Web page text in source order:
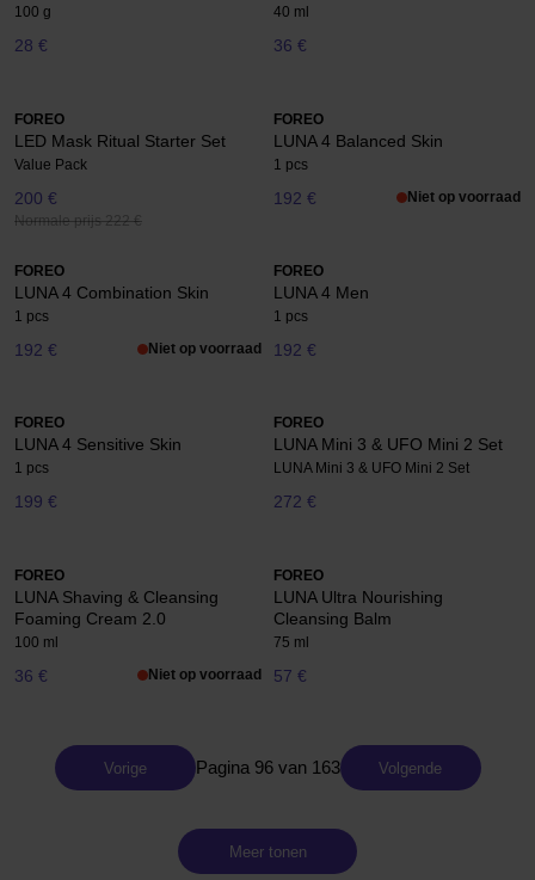
100 g
28 €
40 ml
36 €
FOREO
LED Mask Ritual Starter Set
Value Pack
200 €
Normale prijs 222 €
FOREO
LUNA 4 Balanced Skin
1 pcs
192 € Niet op voorraad
FOREO
LUNA 4 Combination Skin
1 pcs
192 € Niet op voorraad
FOREO
LUNA 4 Men
1 pcs
192 €
FOREO
LUNA 4 Sensitive Skin
1 pcs
199 €
FOREO
LUNA Mini 3 & UFO Mini 2 Set
LUNA Mini 3 & UFO Mini 2 Set
272 €
FOREO
LUNA Shaving & Cleansing
Foaming Cream 2.0
100 ml
36 € Niet op voorraad
FOREO
LUNA Ultra Nourishing
Cleansing Balm
75 ml
57 €
Vorige Pagina 96 van 163 Volgende
Meer tonen